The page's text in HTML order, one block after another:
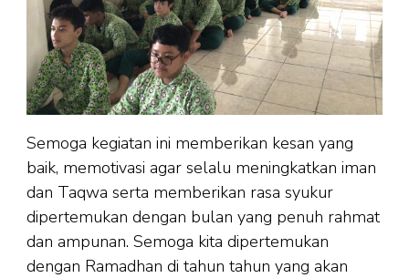
Semoga kegiatan ini memberikan kesan yang
baik, memotivasi agar selalu meningkatkan iman
dan Taqwa serta memberikan rasa syukur
dipertemukan dengan bulan yang penuh rahmat
dan ampunan. Semoga kita dipertemukan
dengan Ramadhan di tahun tahun yang akan